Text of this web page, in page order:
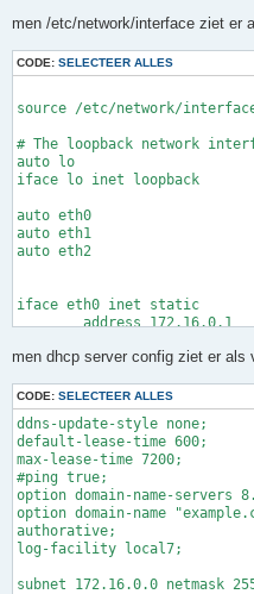
-----BEGIN CERTIFICATE-----
</ca>
<cert>
knip knip knip
<key>
-----BEGIN PRIVATE KEY-----
knip knip knip
-----END PRIVATE KEY-----
</key>
<tls-auth>
-----BEGIN OpenVPN Static
knip knip knip
-----END OpenVPN Static key
men /etc/network/interface ziet er
CODE: SELECTEER ALLES
source /etc/network/
# The loopback network
auto lo
iface lo inet loopback
auto eth0
auto eth1
auto eth2
iface eth0 inet static
        address 172.16.0.1
        address 172.17.0.1
        netmask 255.255.0.0
iface eth2 inet static
address
        netmask 255.255.255.0
men dhcp server config ziet er als
CODE: SELECTEER ALLES
ddns-update-style none;
default-lease-time 600;
max-lease-time 7200;
#ping true;
option domain-name-servers
option domain-name
authorative;
log-facility local7;
subnet 172.16.0.0 netmask